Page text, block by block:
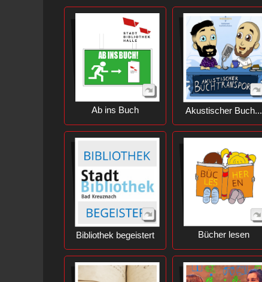
Ab ins Buch Akustischer Buch...
Bibliothek begeistert Bücher lesen